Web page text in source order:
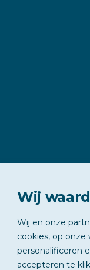
Wij
Wij en onze
cookies, op
personalificeren
accepteren te